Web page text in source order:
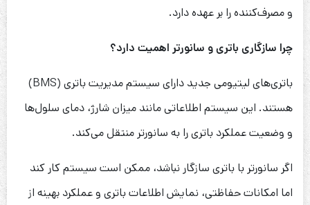
و مصرف‌کننده را بر عهده دارد.
چرا سازگاری باتری و سانورتر اهمیت دارد؟
باتری‌های لیتیومی جدید دارای سیستم مدیریت باتری (BMS)
هستند. این سیستم اطلاعاتی مانند میزان شارژ، دمای سلول‌ها
و وضعیت عملکرد باتری را به سانورتر منتقل می‌کند.
اگر سانورتر با باتری سازگار نباشد، ممکن است سیستم کار کند
اما امکانات حفاظتی، نمایش اطلاعات باتری و عملکرد بهینه از